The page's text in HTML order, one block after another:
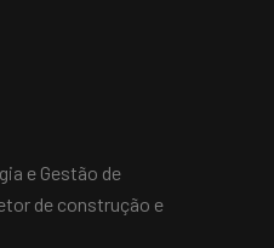
e Gestão de
de construção e